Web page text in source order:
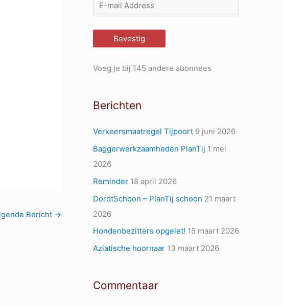
Bericht →
-
m
a
d
e
s
s
Bevestig
Voeg je bij 145 andere abonnees
Berichten
Verkeersmaatregel Tijpoort 9 juni 2026
Baggerwerkzaamheden PlanTij 1 mei
2026
Reminder 18 april 2026
DordtSchoon – PlanTij schoon 21 maart
2026
Hondenbezitters opgelet! 15 maart 2026
Aziatische hoornaar 13 maart 2026
Commentaar